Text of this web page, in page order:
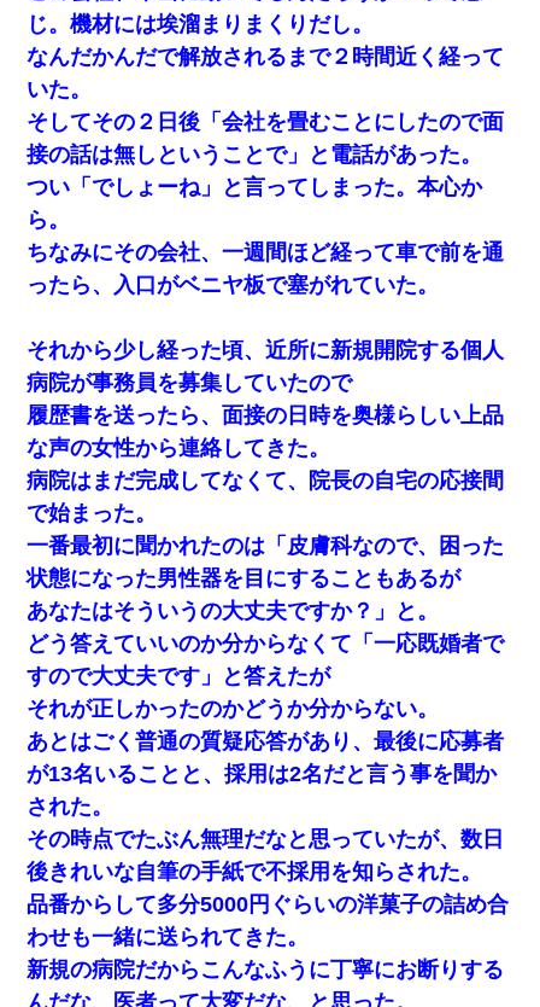
じ。機材には埃溜まりまくりだし。
なんだかんだで解放されるまで２時間近く経って
いた。
そしてその２日後「会社を畳むことにしたので面
接の話は無しということで」と電話があった。
つい「でしょーね」と言ってしまった。本心か
ら。
ちなみにその会社、一週間ほど経って車で前を通
ったら、入口がベニヤ板で塞がれていた。
それから少し経った頃、近所に新規開院する個人
病院が事務員を募集していたので
履歴書を送ったら、面接の日時を奥様らしい上品
な声の女性から連絡してきた。
病院はまだ完成してなくて、院長の自宅の応接間
で始まった。
一番最初に聞かれたのは「皮膚科なので、困った
状態になった男性器を目にすることもあるが
あなたはそういうの大丈夫ですか？」と。
どう答えていいのか分からなくて「一応既婚者で
すので大丈夫です」と答えたが
それが正しかったのかどうか分からない。
あとはごく普通の質疑応答があり、最後に応募者
が13名いることと、採用は2名だと言う事を聞か
された。
その時点でたぶん無理だなと思っていたが、数日
後きれいな自筆の手紙で不採用を知らされた。
品番からして多分5000円ぐらいの洋菓子の詰め合
わせも一緒に送られてきた。
新規の病院だからこんなふうに丁寧にお断りする
んだな、医者って大変だな、と思った。